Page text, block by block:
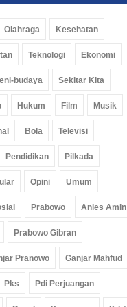
Olahraga Kesehatan
Teknologi Ekonomi
budaya Sekitar Kita
Hukum Film Musik
Bola Televisi
Pendidikan Pilkada
Opini Umum
Prabowo Anies Amin
Prabowo Gibran
Pranowo Ganjar Mahfud
Pks Pdi Perjuangan